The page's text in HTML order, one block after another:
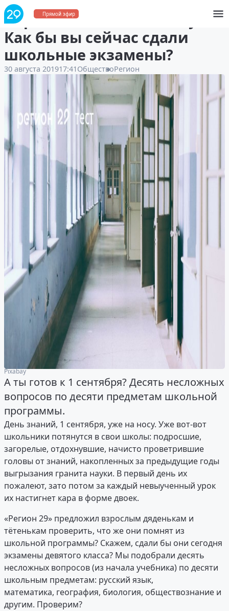
Прямой эфир
Игра-тест: снова в школу!
Как бы вы сейчас сдали
школьные экзамены?
30 августа 201917:41 ОбществоРегион
Pixabay
А ты готов к 1 сентября? Десять несложных
вопросов по десяти предметам школьной
программы.
День знаний, 1 сентября, уже на носу. Уже вот-вот
школьники потянутся в свои школы: подросшие,
загорелые, отдохнувшие, начисто проветрившие
головы от знаний, накопленных за предыдущие годы
выгрызания гранита науки. В первый день их
пожалеют, зато потом за каждый невыученный урок
их настигнет кара в форме двоек.
«Регион 29» предложил взрослым дяденькам и
тётенькам проверить, что же они помнят из
школьной программы? Скажем, сдали бы они сегодня
экзамены девятого класса? Мы подобрали десять
несложных вопросов (из начала учебника) по десяти
школьным предметам: русский язык,
математика, география, биология, обществознание и
другим. Проверим?